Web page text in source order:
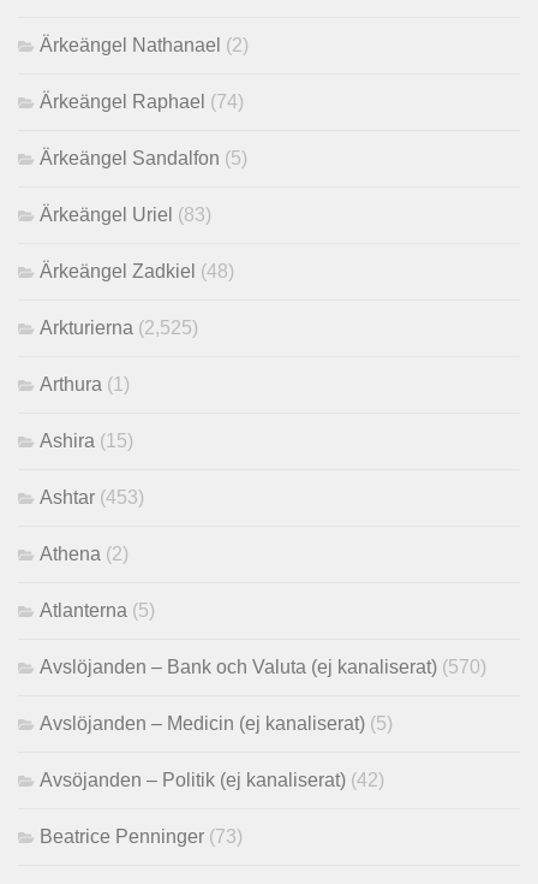
Ärkeängel Nathanael (2)
Ärkeängel Raphael (74)
Ärkeängel Sandalfon (5)
Ärkeängel Uriel (83)
Ärkeängel Zadkiel (48)
Arkturierna (2,525)
Arthura (1)
Ashira (15)
Ashtar (453)
Athena (2)
Atlanterna (5)
Avslöjanden – Bank och Valuta (ej kanaliserat) (570)
Avslöjanden – Medicin (ej kanaliserat) (5)
Avsöjanden – Politik (ej kanaliserat) (42)
Beatrice Penninger (73)